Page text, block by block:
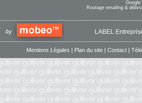
Google
Routage emailing &
LABEL
Mentions Légales | Plan du site | Contact |